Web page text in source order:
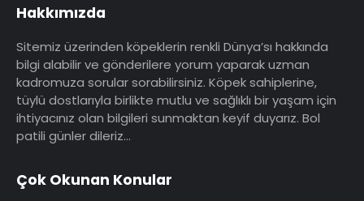
Hakkımızda
Sitemiz üzerinden köpeklerin renkli Dünya’sı hakkında
bilgi alabilir ve gönderilere yorum yaparak uzman
kadromuza sorular sorabilirsiniz. Köpek sahiplerine,
tüylü dostlarıyla birlikte mutlu ve sağlıklı bir yaşam için
ihtiyacınız olan bilgileri sunmaktan keyif duyarız. Bol
patili günler dileriz…
Çok Okunan Konular